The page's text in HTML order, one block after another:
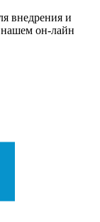
внедрения и
он-лайн